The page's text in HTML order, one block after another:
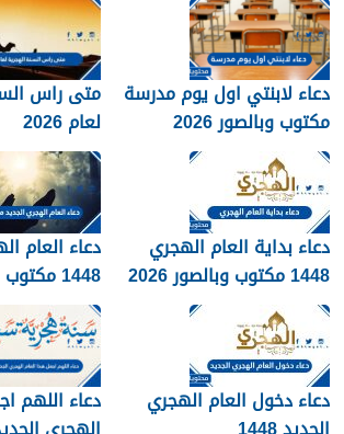
دعاء لابنتي اول يوم مدرسة
مكتوب وبالصور 2026
متى راس
لعام 2026
دعاء بداية العام الهجري
1448 مكتوب وبالصور 2026
دعاء العام
1448 مكتوب
دعاء دخول العام الهجري
دعاء اللهم